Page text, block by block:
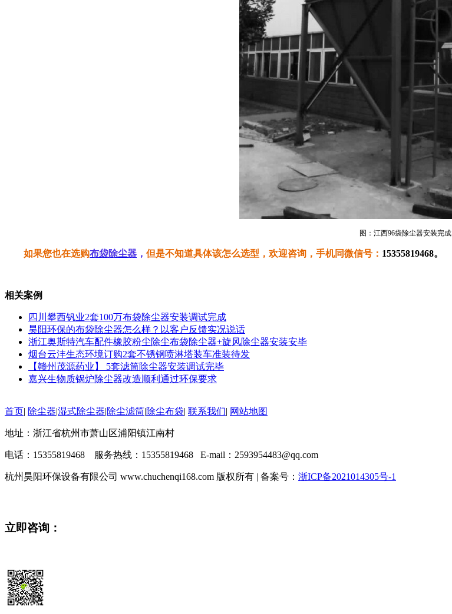
图： 江西96袋除尘器安装完成
如果您也在选购布袋除尘器 ， 但是不知道具体该怎么选型，欢迎咨询，手机同微信号： 15355819468。
相关案例
四川攀西钒业2套100万布袋除尘器安装调试完成
昊阳环保的布袋除尘器怎么样？以客户反馈实况说话
浙江奥斯特汽车配件橡胶粉尘除尘布袋除尘器+旋风除尘器安装安毕
烟台云沣生态环境订购2套不锈钢喷淋塔装车准装待发
【赣州茂源药业】 5套滤筒除尘器安装调试完毕
嘉兴生物质锅炉除尘器改造顺利通过环保要求
首页| 除尘器|湿式除尘器|除尘滤筒|除尘布袋| 联系我们| 网站地图
地址：浙江省杭州市萧山区浦阳镇江南村
电话：15355819468 服务热线：15355819468 E-mail：2593954483@qq.com
杭州昊阳环保设备有限公司 www.chuchenqi168.com 版权所有 | 备案号： 浙ICP备2021014305号-1
立即咨询：